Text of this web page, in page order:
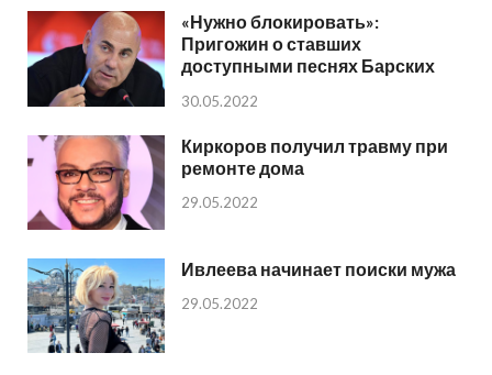
«Нужно блокировать»:
Пригожин о ставших
доступными песнях Барских
30.05.2022
Киркоров получил травму при
ремонте дома
29.05.2022
Ивлеева начинает поиски мужа
29.05.2022